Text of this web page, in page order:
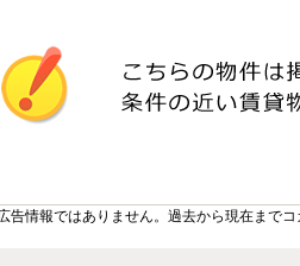
情報ではありません。過去から現在まで